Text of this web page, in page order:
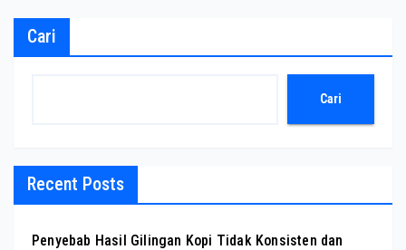
Cari
Cari
Recent Posts
Penyebab Hasil Gilingan Kopi Tidak Konsisten dan